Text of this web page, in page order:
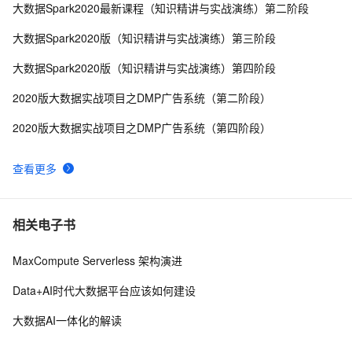
查看更多
大数据Spark2020最新课程（知识精讲与实战演练）第二阶段
大数据Spark2020版（知识精讲与实战演练）第三阶段
大数据Spark2020版（知识精讲与实战演练）第四阶段
2020版大数据实战项目之DMP广告系统（第二阶段）
2020版大数据实战项目之DMP广告系统（第四阶段）
相关电子书
MaxCompute Serverless 架构演进
Data+AI时代大数据平台应该如何建设
大数据AI一体化的解读